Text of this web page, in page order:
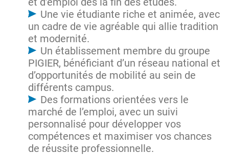
Une vie étudiante riche et animée, avec
un cadre de vie agréable qui allie tradition
et modernité.
Un établissement membre du groupe
PIGIER, bénéficiant d’un réseau national et
d’opportunités de mobilité au sein de
différents campus.
Des formations orientées vers le
marché de l’emploi, avec un suivi
personnalisé pour développer vos
compétences et maximiser vos chances
de réussite professionnelle.